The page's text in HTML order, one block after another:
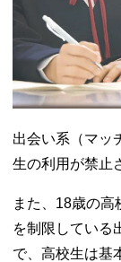
出会い系（マッ
生の利用が禁止
また、18歳の高
を制限している
で、高校生は基